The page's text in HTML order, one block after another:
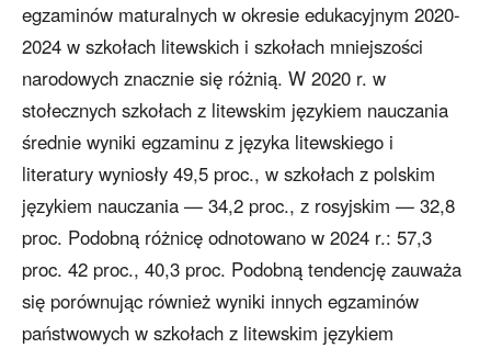
egzaminów maturalnych w okresie edukacyjnym 2020-
2024 w szkołach litewskich i szkołach mniejszości
narodowych znacznie się różnią. W 2020 r. w
stołecznych szkołach z litewskim językiem nauczania
średnie wyniki egzaminu z języka litewskiego i
literatury wyniosły 49,5 proc., w szkołach z polskim
językiem nauczania — 34,2 proc., z rosyjskim — 32,8
proc. Podobną różnicę odnotowano w 2024 r.: 57,3
proc. 42 proc., 40,3 proc. Podobną tendencję zauważa
się porównując również wyniki innych egzaminów
państwowych w szkołach z litewskim językiem